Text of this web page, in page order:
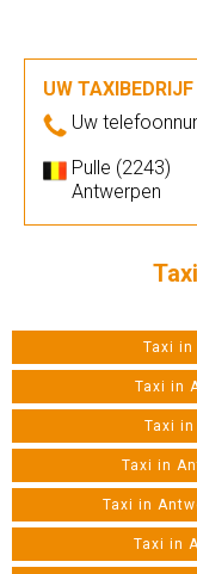
UW TAXIBEDRIJF
Uw
Pulle (2243)
Antwerpen
Taxi in
Taxi in
Taxi
Taxi in
Taxi in
Taxi in